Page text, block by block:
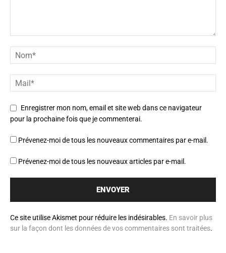
Enregistrer mon nom, email et site web dans ce navigateur
pour la prochaine fois que je commenterai.
Prévenez-moi de tous les nouveaux commentaires par e-mail.
Prévenez-moi de tous les nouveaux articles par e-mail.
Ce site utilise Akismet pour réduire les indésirables. En savoir plus
sur la façon dont les données de vos commentaires sont traitées.